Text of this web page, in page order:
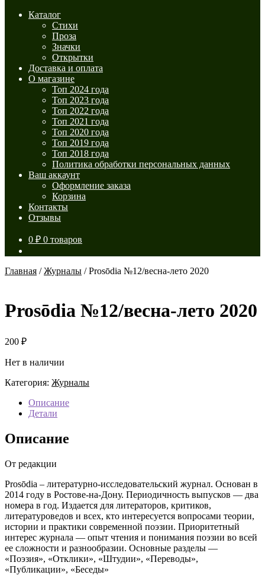
Каталог
Стихи
Проза
Значки
Открытки
Доставка и оплата
О магазине
Топ 2024 года
Топ 2023 года
Топ 2022 года
Топ 2021 года
Топ 2020 года
Топ 2019 года
Топ 2018 года
Политика обработки персональных данных
Ваш аккаунт
Оформление заказа
Корзина
Контакты
Отзывы
0 ₽ 0 товаров
Главная /Журналы /Prosōdia №12/весна-лето 2020
Prosōdia №12/весна-лето 2020
200 ₽
Нет в наличии
Категория: Журналы
Описание
Детали
Описание
От редакции
Prosōdia – литературно-исследовательский журнал. Основан в
2014 году в Ростове-на-Дону. Периодичность выпусков — два
номера в год. Издается для литераторов, критиков,
литературоведов и всех, кто интересуется вопросами теории,
истории и практики современной поэзии. Приоритетный
интерес журнала — опыт чтения и понимания поэзии во всей
ее сложности и разнообразии. Основные разделы —
«Поэзия», «Отклики», «Штудии», «Переводы»,
«Публикации», «Беседы»